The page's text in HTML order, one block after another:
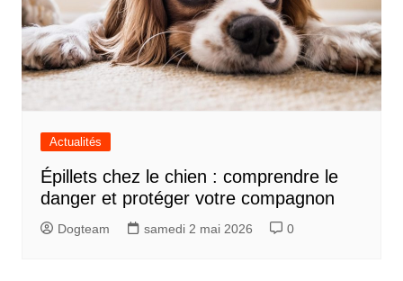
Actualités
Épillets chez le chien : comprendre le
danger et protéger votre compagnon
Dogteam samedi 2 mai 2026 0